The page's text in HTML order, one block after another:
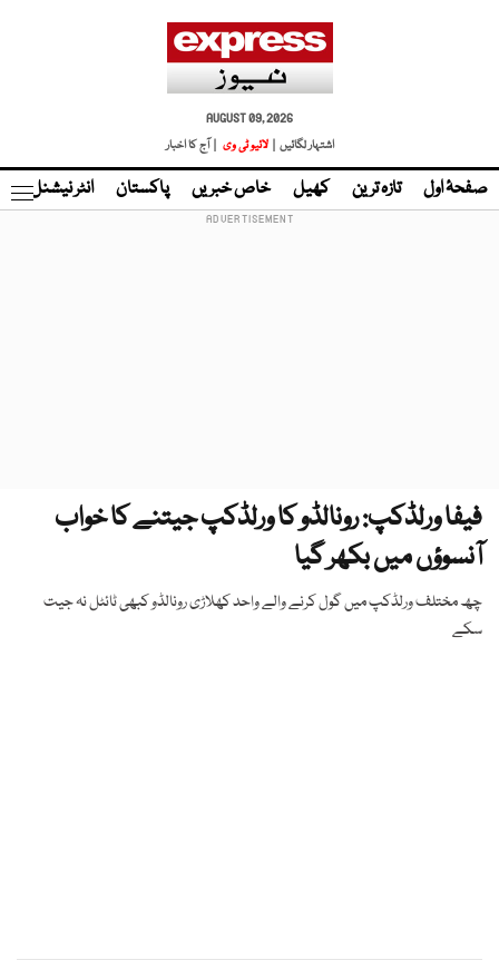
AUGUST 09, 2026
اشتہار لگائیں |
لائیو ٹی وی | آج کا اخبار
صفحۂ اول تازہ ترین کھیل خاص خبریں پاکستان انٹر نیشنل
فیفا ورلڈکپ: رونالڈو کا ورلڈکپ جیتنے کا خواب
آنسوؤں میں بکھر گیا
چھ مختلف ورلڈکپ میں گول کرنے والے واحد کھلاڑی رونالڈو کبھی ٹائٹل نہ جیت
سکے